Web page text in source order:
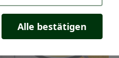
Alle bestätigen